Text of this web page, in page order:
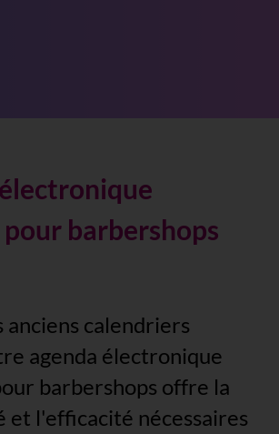
pour barbershops
anciens calendriers
agenda électronique
barbershops offre la
et l'efficacité nécessaires